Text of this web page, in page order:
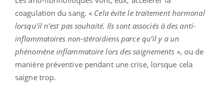
coagulation du sang. « Cela évite le traitement hormonal
lorsqu’il n’est pas souhaité. Ils sont associés à des anti-
inflammatoires non-stéroïdiens parce qu’il y a un
phénomène inflammatoire lors des saignements », ou de
manière préventive pendant une crise, lorsque cela
saigne trop.